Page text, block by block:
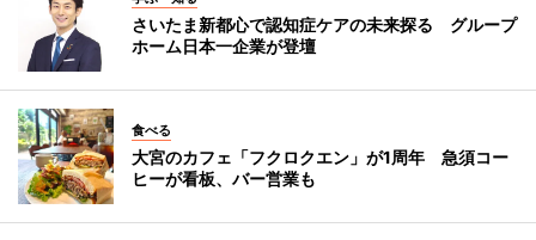
さいたま新都心で認知症ケアの未来探る グループ
ホーム日本一企業が登壇
食べる
大宮のカフェ「フクロクエン」が1周年 急須コー
ヒーが看板、バー営業も